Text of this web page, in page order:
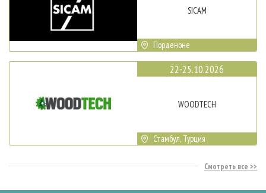
SICAM
Порденоне
22-25.10.2026
WOODTECH
Стамбул, Турция
Смотреть все